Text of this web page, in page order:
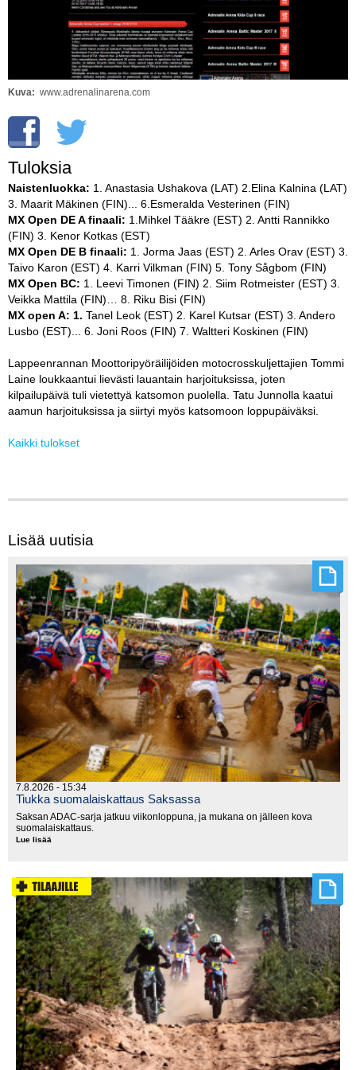
Vaihda salasana
MUUT LAJIT
YLEISTÄ ALALTA
LUE DIGILEHDET
MEDIATIEDOT
YHTEYSTIEDOT
Kuva www.adrenalinarena.com
Tuloksia
Naistenluokka: 1. Anastasia Ushakova (LAT) 2.Elina Kalnina (LAT)
3. Maarit Mäkinen (FIN)... 6.Esmeralda Vesterinen (FIN)
MX Open DE A finaali: 1.Mihkel Tääkre (EST) 2. Antti Rannikko
(FIN) 3. Kenor Kotkas (EST)
MX Open DE B finaali: 1. Jorma Jaas (EST) 2. Arles Orav (EST) 3.
Taivo Karon (EST) 4. Karri Vilkman (FIN) 5. Tony Sågbom (FIN)
MX Open BC: 1. Leevi Timonen (FIN) 2. Siim Rotmeister (EST) 3.
Veikka Mattila (FIN)… 8. Riku Bisi (FIN)
MX open A: 1. Tanel Leok (EST) 2. Karel Kutsar (EST) 3. Andero
Lusbo (EST)... 6. Joni Roos (FIN) 7. Waltteri Koskinen (FIN)
Lappeenrannan Moottoripyöräilijöiden motocrosskuljettajien Tommi
Laine loukkaantui lievästi lauantain harjoituksissa, joten
kilpailupäivä tuli vietettyä katsomon puolella. Tatu Junnolla kaatui
aamun harjoituksissa ja siirtyi myös katsomoon loppupäiväksi.
Kaikki tulokset
Lisää uutisia
7.8.2026 - 15:34
Tiukka suomalaiskattaus Saksassa
Saksan ADAC-sarja jatkuu viikonloppuna, ja mukana on jälleen kova
suomalaiskattaus.
Lue lisää